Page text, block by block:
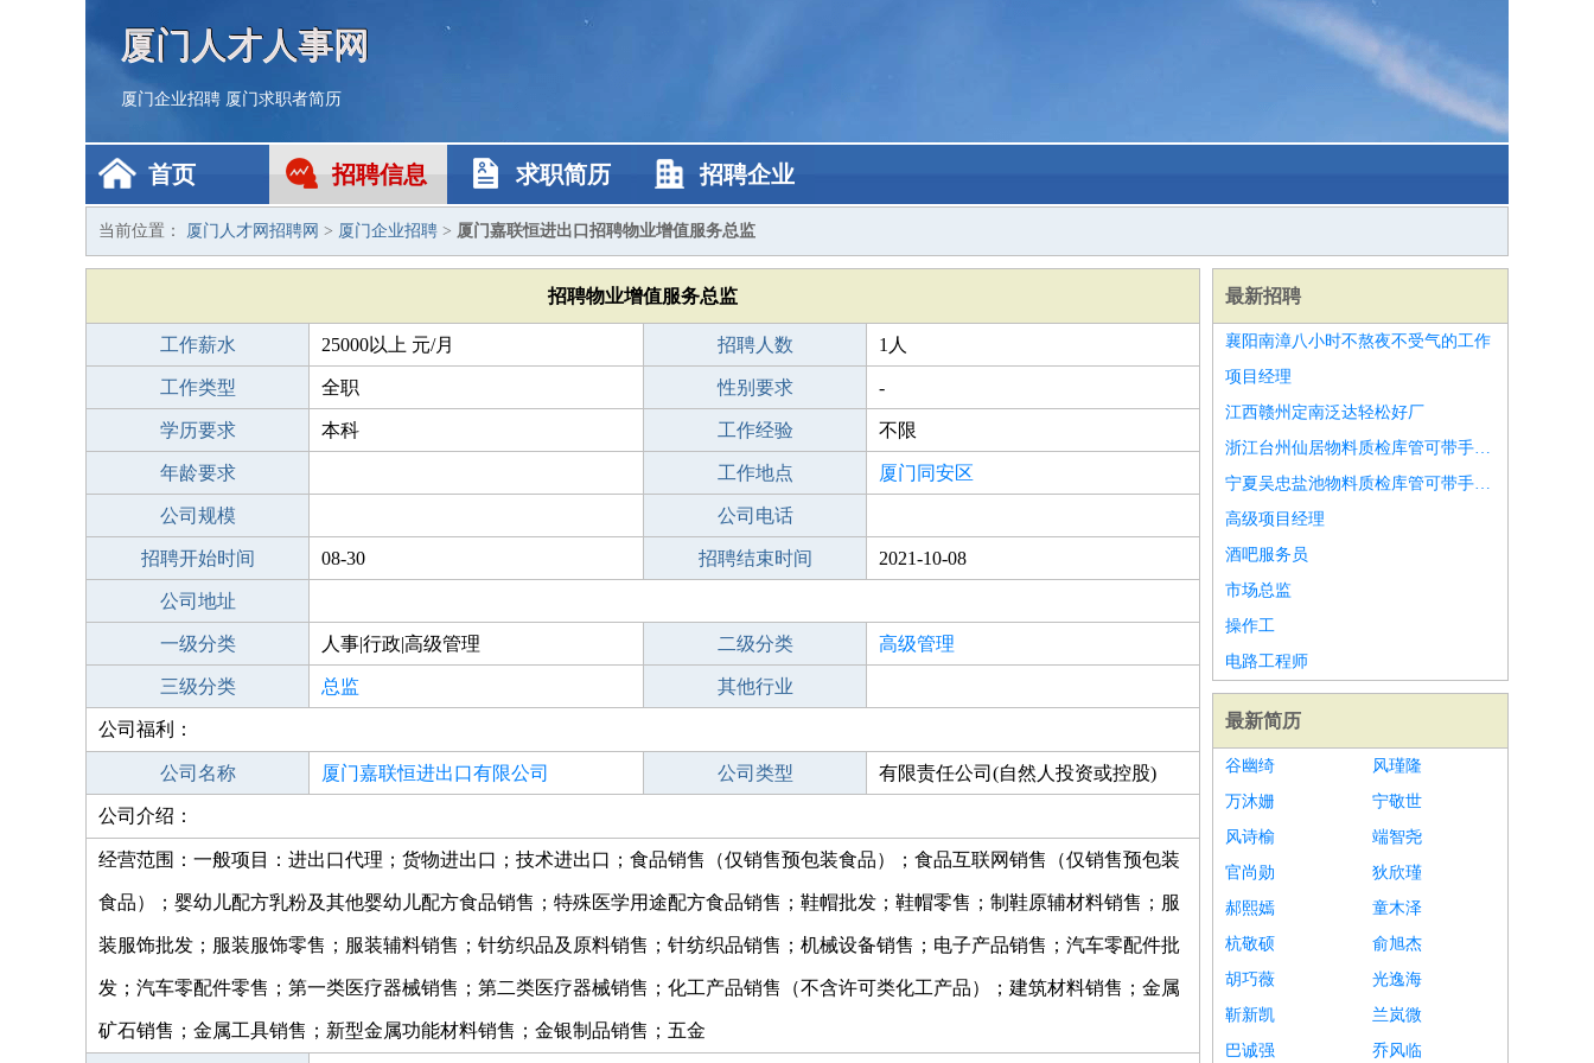
厦门人才人事网
厦门企业招聘 厦门求职者简历
首页 招聘信息 求职简历 招聘企业
当前位置： 厦门人才网招聘网 > 厦门企业招聘 > 厦门嘉联恒进出口招聘物业增值服务总监
招聘物业增值服务总监
工作薪水 25000以上 元/月 招聘人数 1人
工作类型 全职 性别要求 -
学历要求 本科 工作经验 不限
年龄要求 工作地点 厦门同安区
公司规模 公司电话
招聘开始时间 08-30 招聘结束时间 2021-10-08
公司地址
一级分类 人事|行政|高级管理 二级分类 高级管理
三级分类 总监 其他行业
公司福利：
公司名称 厦门嘉联恒进出口有限公司 公司类型 有限责任公司(自然人投资或控股)
公司介绍：
经营范围：一般项目：进出口代理；货物进出口；技术进出口；食品销售（仅销售预包装食品）；食品互联网销售（仅销售预包装
食品）；婴幼儿配方乳粉及其他婴幼儿配方食品销售；特殊医学用途配方食品销售；鞋帽批发；鞋帽零售；制鞋原辅材料销售；服
装服饰批发；服装服饰零售；服装辅料销售；针纺织品及原料销售；针纺织品销售；机械设备销售；电子产品销售；汽车零配件批
发；汽车零配件零售；第一类医疗器械销售；第二类医疗器械销售；化工产品销售（不含许可类化工产品）；建筑材料销售；金属
矿石销售；金属工具销售；新型金属功能材料销售；金银制品销售；五金
最新招聘
襄阳南漳八小时不熬夜不受气的工作
项目经理
江西赣州定南泛达轻松好厂
浙江台州仙居物料质检库管可带手机坐班
宁夏吴忠盐池物料质检库管可带手机坐班
高级项目经理
酒吧服务员
市场总监
操作工
电路工程师
最新简历
谷幽绮
风瑾隆
万沐姗
宁敬世
风诗榆
端智尧
官尚勋
狄欣瑾
郝熙嫣
童木泽
杭敬硕
俞旭杰
胡巧薇
光逸海
靳新凯
兰岚微
巴诚强
乔风临